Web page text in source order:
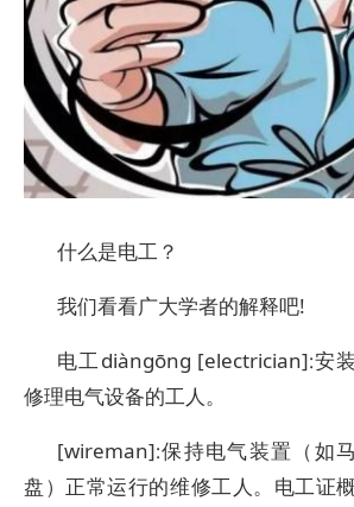
什么是电工？
我们看看广大学者的解释吧!
电工diàngōng [electrician]∶安
修理电气设备的工人。
[wireman]∶保持电气装置（如
盘）正常运行的维修工人。电工证